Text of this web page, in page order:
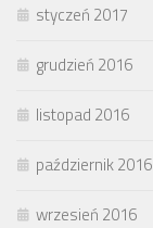
styczeń 2017
grudzień 2016
listopad 2016
październik 2016
wrzesień 2016